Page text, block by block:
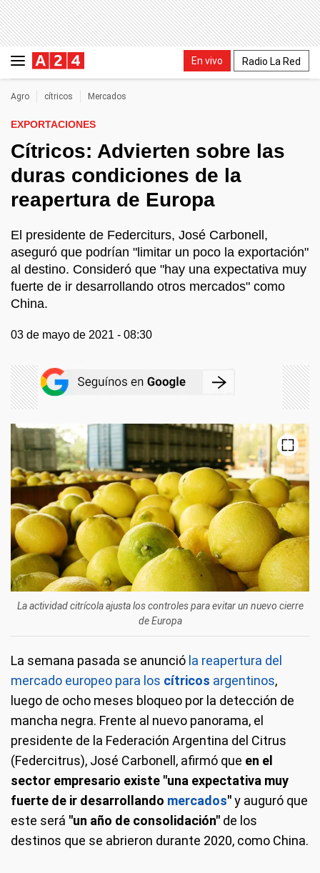
En vivo Radio La Red
Agro cítricos Mercados
EXPORTACIONES
Cítricos: Advierten sobre las
duras condiciones de la
reapertura de Europa
El presidente de Federciturs, José Carbonell,
aseguró que podrían "limitar un poco la exportación"
al destino. Consideró que "hay una expectativa muy
fuerte de ir desarrollando otros mercados" como
China.
03 de mayo de 2021 - 08:30
La actividad citrícola ajusta los controles para evitar un nuevo cierre
de Europa
La semana pasada se anunció la reapertura del
mercado europeo para los cítricos argentinos,
luego de ocho meses bloqueo por la detección de
mancha negra. Frente al nuevo panorama, el
presidente de la Federación Argentina del Citrus
(Federcitrus), José Carbonell, afirmó que en el
sector empresario existe "una expectativa muy
fuerte de ir desarrollando mercados"y auguró que
este será "un año de consolidación" de los
destinos que se abrieron durante 2020, como China.